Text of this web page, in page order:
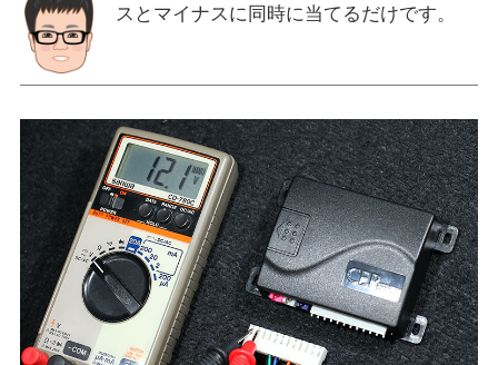
スとマイナスに同時に当てるだけです。